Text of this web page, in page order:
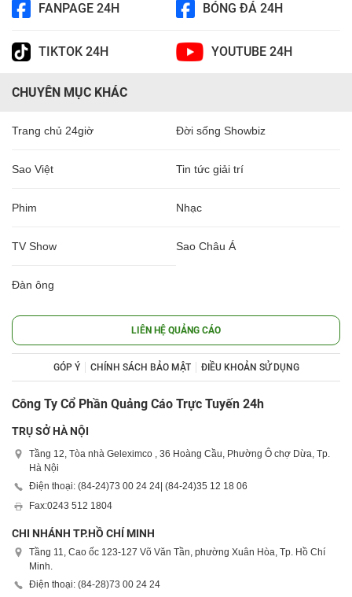
FANPAGE 24H BÓNG ĐÁ 24H
TIKTOK 24H YOUTUBE 24H
CHUYÊN MỤC KHÁC
Trang chủ 24giờ Đời sống Showbiz
Sao Việt Tin tức giải trí
Phim Nhạc
TV Show Sao Châu Á
Đàn ông
LIÊN HỆ QUẢNG CÁO
GÓP Ý CHÍNH SÁCH BẢO MẬT ĐIỀU KHOẢN SỬ DỤNG
Công Ty Cổ Phần Quảng Cáo Trực Tuyến 24h
TRỤ SỞ HÀ NỘI
Tầng 12, Tòa nhà Geleximco , 36 Hoàng Cầu, Phường Ô chợ Dừa, Tp.
Hà Nội
Điện thoại: (84-24)73 00 24 24| (84-24)35 12 18 06
Fax:0243 512 1804
CHI NHÁNH TP.HỒ CHÍ MINH
Tầng 11, Cao ốc 123-127 Võ Văn Tần, phường Xuân Hòa, Tp. Hồ Chí
Minh.
Điện thoại: (84-28)73 00 24 24